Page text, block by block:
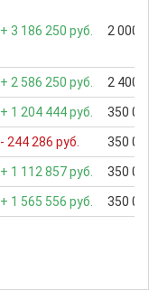
+ 3 186 250 руб. 2 000
+ 2 586 250 руб. 2 400
+ 1 204 444 руб. 350 000
- 244 286 руб. 350 000
+ 1 112 857 руб. 350 000
+ 1 565 556 руб. 350 000